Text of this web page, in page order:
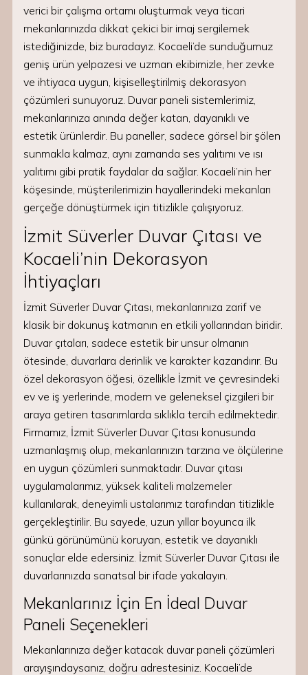
verici bir çalışma ortamı oluşturmak veya ticari
mekanlarınızda dikkat çekici bir imaj sergilemek
istediğinizde, biz buradayız. Kocaeli’de sunduğumuz
geniş ürün yelpazesi ve uzman ekibimizle, her zevke
ve ihtiyaca uygun, kişiselleştirilmiş dekorasyon
çözümleri sunuyoruz. Duvar paneli sistemlerimiz,
mekanlarınıza anında değer katan, dayanıklı ve
estetik ürünlerdir. Bu paneller, sadece görsel bir şölen
sunmakla kalmaz, aynı zamanda ses yalıtımı ve ısı
yalıtımı gibi pratik faydalar da sağlar. Kocaeli’nin her
köşesinde, müşterilerimizin hayallerindeki mekanları
gerçeğe dönüştürmek için titizlikle çalışıyoruz.
İzmit Süverler Duvar Çıtası ve
Kocaeli’nin Dekorasyon
İhtiyaçları
İzmit Süverler Duvar Çıtası, mekanlarınıza zarif ve
klasik bir dokunuş katmanın en etkili yollarından biridir.
Duvar çıtaları, sadece estetik bir unsur olmanın
ötesinde, duvarlara derinlik ve karakter kazandırır. Bu
özel dekorasyon öğesi, özellikle İzmit ve çevresindeki
ev ve iş yerlerinde, modern ve geleneksel çizgileri bir
araya getiren tasarımlarda sıklıkla tercih edilmektedir.
Firmamız, İzmit Süverler Duvar Çıtası konusunda
uzmanlaşmış olup, mekanlarınızın tarzına ve ölçülerine
en uygun çözümleri sunmaktadır. Duvar çıtası
uygulamalarımız, yüksek kaliteli malzemeler
kullanılarak, deneyimli ustalarımız tarafından titizlikle
gerçekleştirilir. Bu sayede, uzun yıllar boyunca ilk
günkü görünümünü koruyan, estetik ve dayanıklı
sonuçlar elde edersiniz. İzmit Süverler Duvar Çıtası ile
duvarlarınızda sanatsal bir ifade yakalayın.
Mekanlarınız İçin En İdeal Duvar
Paneli Seçenekleri
Mekanlarınıza değer katacak duvar paneli çözümleri
arayışındaysanız, doğru adrestesiniz. Kocaeli’de